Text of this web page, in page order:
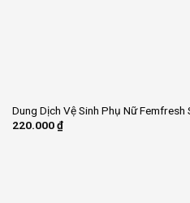
Dung Dịch Vệ Sinh Phụ Nữ
220.000₫